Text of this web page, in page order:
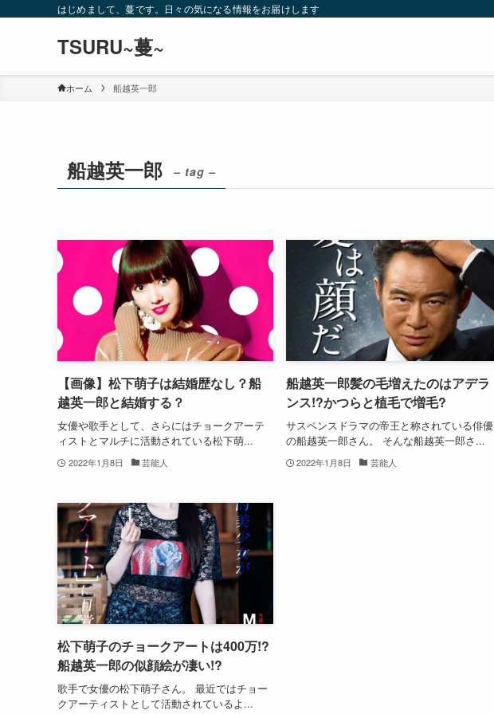
はじめまして、蔓です。日々の気になる情報をお届けします
TSURU~蔓~
ホーム 船越英一郎
船越英一郎 – tag –
【画像】松下萌子は結婚歴なし？船
越英一郎と結婚する？
女優や歌手として、さらにはチョークアーテ
ィストとマルチに活動されている松下萌...
2022年1月8日 芸能人
船越英一郎髪の毛増えたのはアデラ
ンス!?かつらと植毛で増毛?
サスペンスドラマの帝王と称されている俳優
の船越英一郎さん。 そんな船越英一郎さ...
2022年1月8日 芸能人
松下萌子のチョークアートは400万!?
船越英一郎の似顔絵が凄い!?
歌手で女優の松下萌子さん。 最近ではチョー
クアーティストとして活動されているよ...